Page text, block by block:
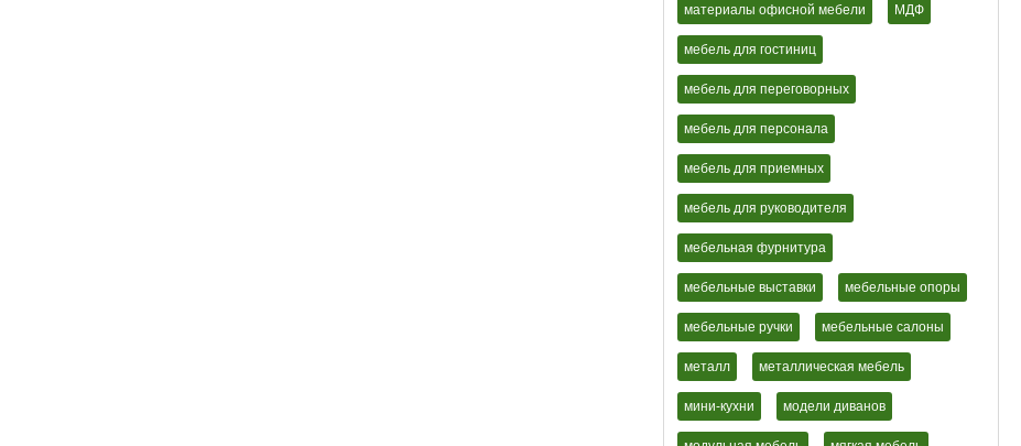
материалы офисной мебели МДФ
мебель для гостиниц
мебель для переговорных
мебель для персонала
мебель для приемных
мебель для руководителя
мебельная фурнитура
мебельные выставки мебельные опоры
мебельные ручки мебельные салоны
металл металлическая мебель
мини-кухни модели диванов